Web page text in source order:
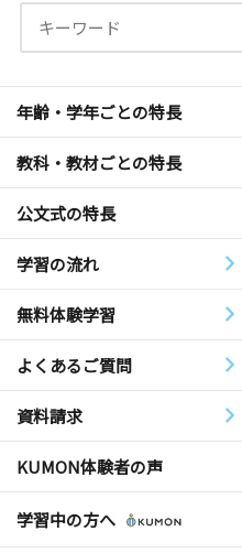
年齢・学年ごとの特長
教科・教材ごとの特長
公文式の特長
学習の流れ
無料体験学習
よくあるご質問
資料請求
KUMON体験者の声
学習中の方へ